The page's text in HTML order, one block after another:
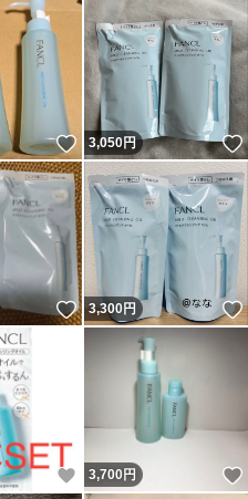
いいね！
3,050円
いいね！
3,300円
いいね！
3,700 円